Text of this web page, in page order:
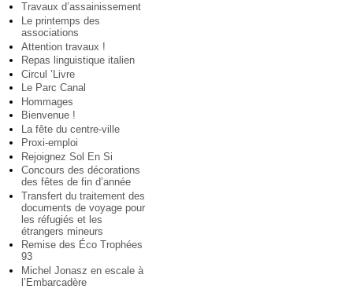
Travaux d’assainissement
Le printemps des
associations
Attention travaux !
Repas linguistique italien
Circul ’Livre
Le Parc Canal
Hommages
Bienvenue !
La fête du centre-ville
Proxi-emploi
Rejoignez Sol En Si
Concours des décorations
des fêtes de fin d’année
Transfert du traitement des
documents de voyage pour
les réfugiés et les
étrangers mineurs
Remise des Éco Trophées
93
Michel Jonasz en escale à
l’Embarcadère